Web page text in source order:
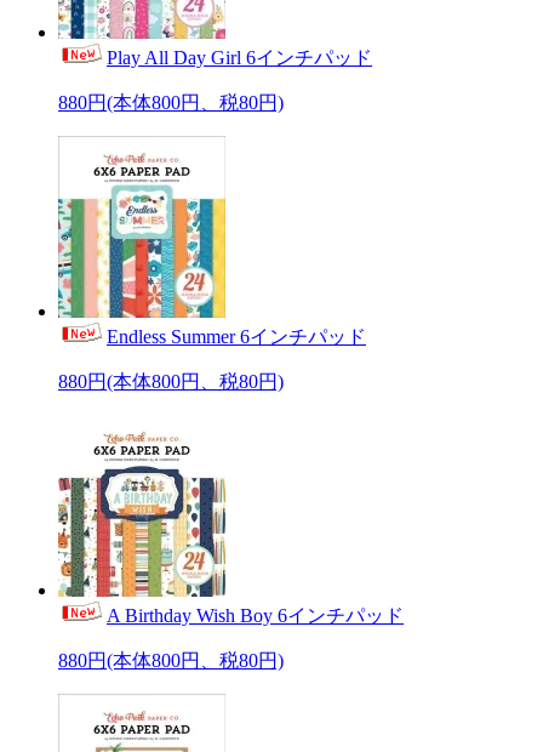
Play All Day Girl 6インチパッド
880円(本体800円、税80円)
Endless Summer 6インチパッド
880円(本体800円、税80円)
A Birthday Wish Boy 6インチパッド
880円(本体800円、税80円)